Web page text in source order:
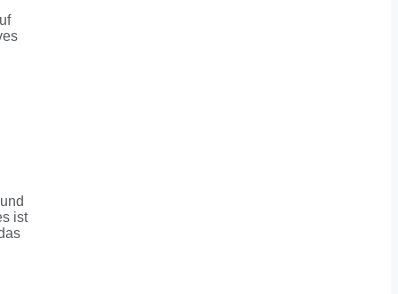
ist